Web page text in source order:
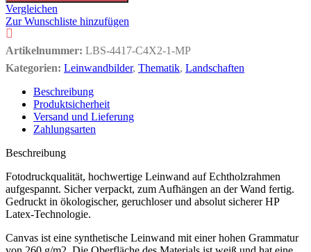
Vergleichen
Zur Wunschliste hinzufügen
Artikelnummer: LBS-4417-C4X2-1-MP
Kategorien: Leinwandbilder, Thematik, Landschaften
Beschreibung
Produktsicherheit
Versand und Lieferung
Zahlungsarten
Beschreibung
Fotodruckqualität, hochwertige Leinwand auf Echtholzrahmen
aufgespannt. Sicher verpackt, zum Aufhängen an der Wand fertig.
Gedruckt in ökologischer, geruchloser und absolut sicherer HP
Latex-Technologie.
Canvas ist eine synthetische Leinwand mit einer hohen Grammatur